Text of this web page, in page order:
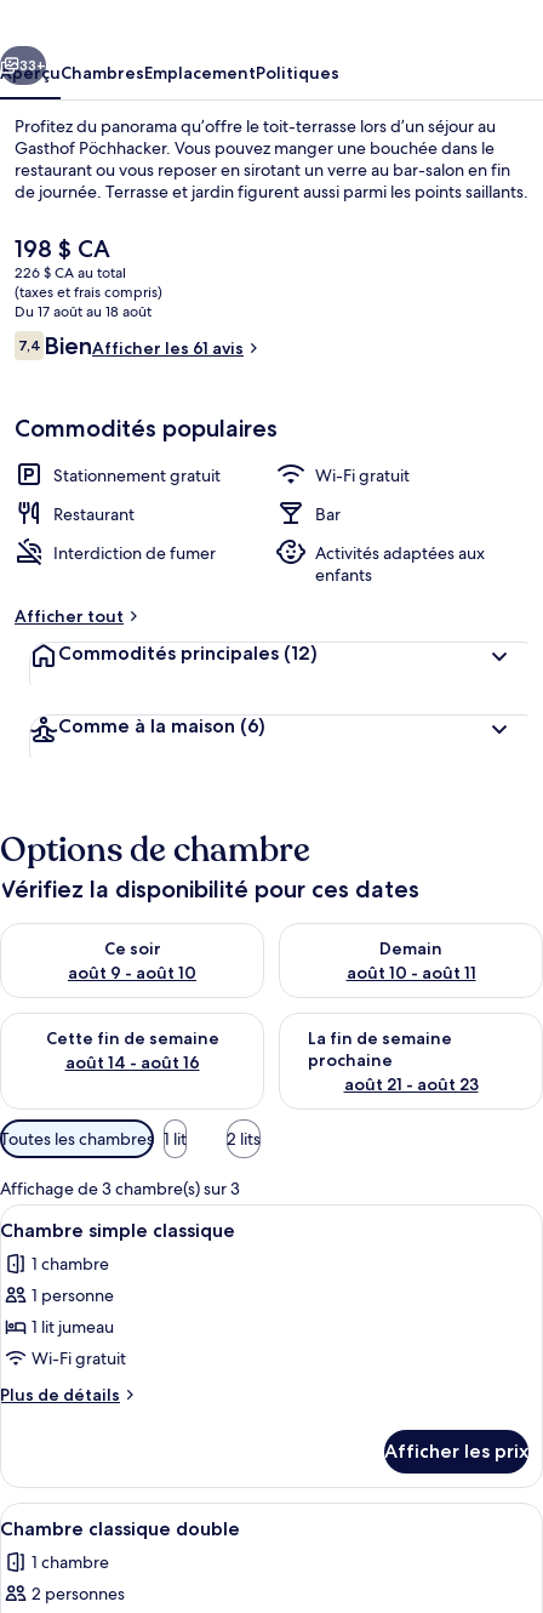
Suivant
33+
AperçuChambresEmplacementPolitiques
Profitez du panorama qu’offre le toit-terrasse lors d’un séjour au
Gasthof Pöchhacker. Vous pouvez manger une bouchée dans le
restaurant ou vous reposer en sirotant un verre au bar-salon en fin
de journée. Terrasse et jardin figurent aussi parmi les points saillants.
Le
prix
actuel
est
de 198 $ CA
198 $ CA
226 $ CA au total
(taxes et frais compris)
Du 17 août au 18 août
Avis
7,47,4 sur 10 –
BienAfficher les 61 avis
Commodités populaires
Stationnement gratuit
Wi-Fi gratuit
Restaurant
Bar
Interdiction de fumer
Activités adaptées aux
enfants
Afficher tout
Commodités principales (12)
Comme à la maison (6)
Options de chambre
Vérifiez la disponibilité pour ces dates
Ce soir
août 9 - août 10
Vérifier la disponibilité pour ce soir août 9 - août 10
Demain
août 10 - août 11
Vérifier la disponibilité pour
Cette fin de semaine
août 14 - août 16
Vérifier la disponibilité pour cette fin de semaine août 14 -
La fin de semaine
prochaine
août 21 - août 23
Vérifier la disponibilité pour
Filtres
disponibles
pour
les
chambres
Toutes les chambres 1 lit 2 lits
Affichage de 3 chambre(s) sur 3
Afficher
toutes
les
photos
pour
ce
type
de
Chambre
simple
classique
Une chambre d’hôtel équipée d’un
5
Chambre simple classique
1 chambre
1 personne
1 lit jumeau
Wi-Fi gratuit
Plus de détails
Plus
Chambre
simple
classique
Afficher les prix
Afficher
toutes
les
photos
Une chambre à coucher avec un lit
6
Chambre classique double
1 chambre
2 personnes